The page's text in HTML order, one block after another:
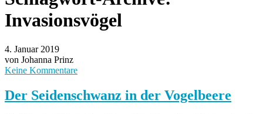
Invasionsvögel
4. Januar 2019
von Johanna Prinz
Keine Kommentare
Der Seidenschwanz in der Vogelbeere